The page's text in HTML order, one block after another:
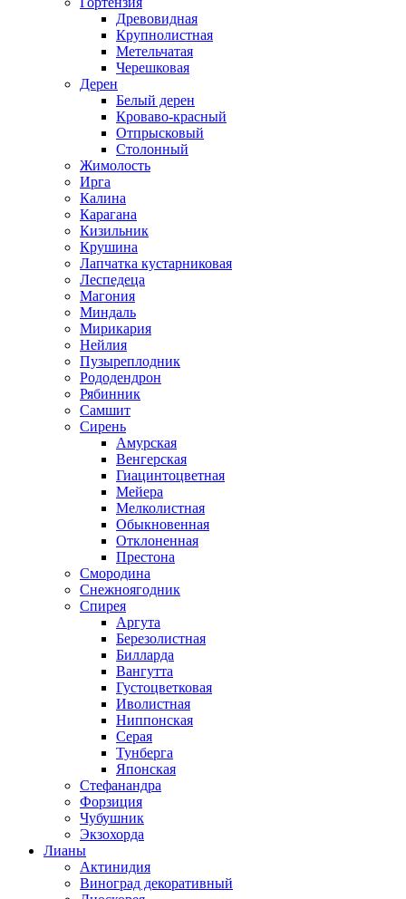
Древовидная
Крупнолистная
Метельчатая
Черешковая
Дерен
Белый дерен
Кроваво-красный
Отпрысковый
Столонный
Жимолость
Ирга
Калина
Карагана
Кизильник
Крушина
Лапчатка кустарниковая
Леспедеца
Магония
Миндаль
Мирикария
Нейлия
Пузыреплодник
Рододендрон
Рябинник
Самшит
Сирень
Амурская
Венгерская
Гиацинтоцветная
Мейера
Мелколистная
Обыкновенная
Отклоненная
Престона
Смородина
Снежноягодник
Спирея
Аргута
Березолистная
Билларда
Вангутта
Густоцветковая
Иволистная
Ниппонская
Серая
Тунберга
Японская
Стефанандра
Форзиция
Чубушник
Экзохорда
Лианы
Актинидия
Виноград декоративный